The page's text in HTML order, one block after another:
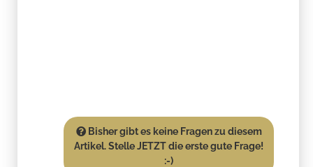
Bisher gibt es keine Fragen zu diesem
Artikel. Stelle JETZT die erste gute Frage!
:-)